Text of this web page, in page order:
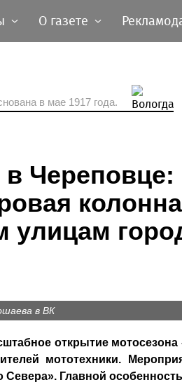
О газете
в мае 1917 года.
Череповце:
улицам
в ВК
открытие
мототехники.
Севера». Главной